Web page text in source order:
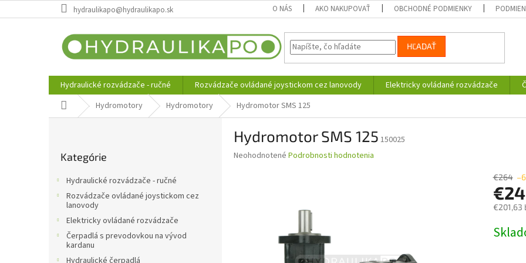
na
hydraulikapo@hydraulikapo.sk O NÁS AKO NAKUPOVAŤ OBCHODNÉ PODMIENKY
HĽADAŤ
Hydraulické rozvádzače - ručné Rozvádzače ovládané joystickom cez lanovody Elektricky ovládané rozvádzače
DomovHydromotory Hydromotory Hydromotor SMS 125
kategórie
Kategórie
Hydraulické rozvádzače - ručné
Rozvádzače ovládané joystickom cez
lanovody
Elektricky ovládané rozvádzače
Čerpadlá s prevodovkou na vývod
kardanu
Hydraulické čerpadlá
Hydromotor SMS 125 150025
Priemerné
Neohodnotené Podrobnosti hodnotenia
€264
€201,63
cena: